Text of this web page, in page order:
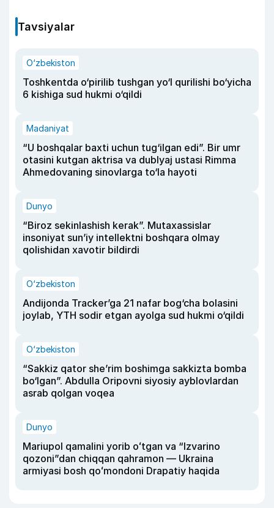
Tavsiyalar
O‘zbekiston
Toshkentda o‘pirilib tushgan yo‘l qurilishi bo‘yicha
6 kishiga sud hukmi o‘qildi
Madaniyat
“U boshqalar baxti uchun tug‘ilgan edi”. Bir umr
otasini kutgan aktrisa va dublyaj ustasi Rimma
Ahmedovaning sinovlarga to‘la hayoti
Dunyo
“Biroz sekinlashish kerak”. Mutaxassislar
insoniyat sun’iy intellektni boshqara olmay
qolishidan xavotir bildirdi
O‘zbekiston
Andijonda Tracker’ga 21 nafar bog‘cha bolasini
joylab, YTH sodir etgan ayolga sud hukmi o‘qildi
O‘zbekiston
“Sakkiz qator she’rim boshimga sakkizta bomba
bo‘lgan”. Abdulla Oripovni siyosiy ayblovlardan
asrab qolgan voqea
Dunyo
Mariupol qamalini yorib oʻtgan va “Izvarino
qozoni”dan chiqqan qahramon — Ukraina
armiyasi bosh qoʻmondoni Drapatiy haqida